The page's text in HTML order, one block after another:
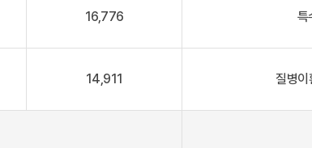
16,776 특
14,911 질병